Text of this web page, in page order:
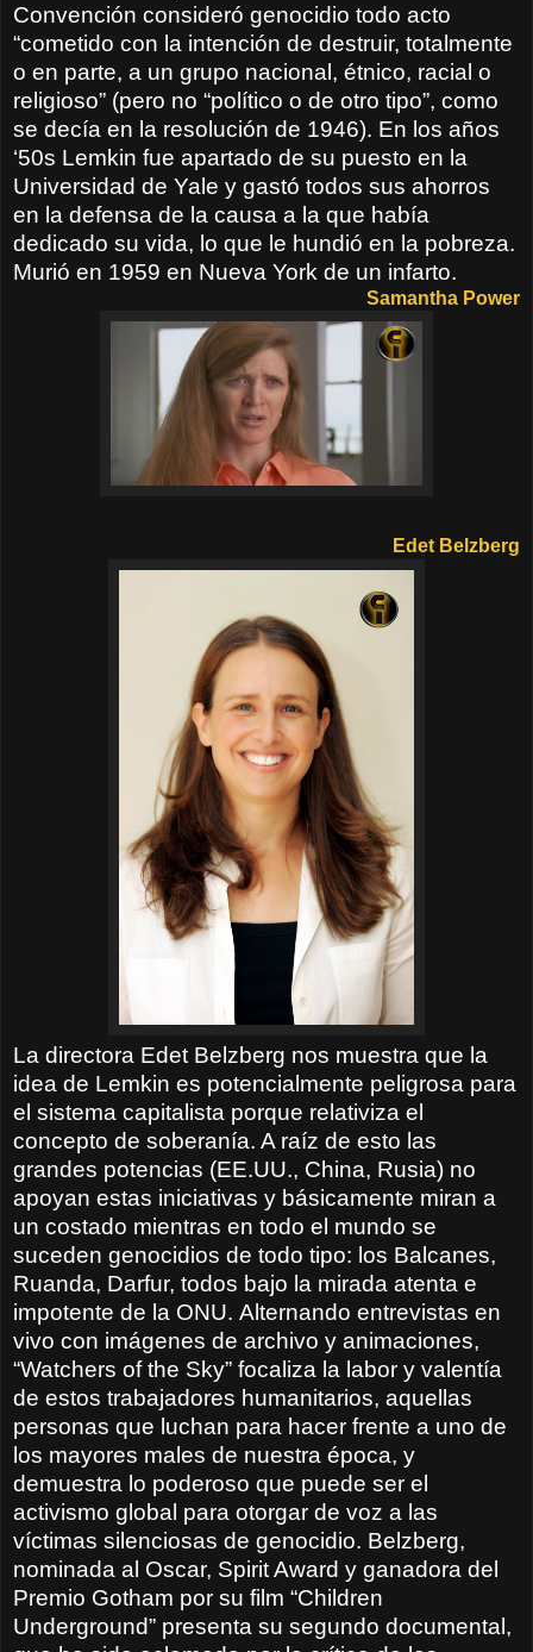
Convención consideró genocidio todo acto
“cometido con la intención de destruir, totalmente
o en parte, a un grupo nacional, étnico, racial o
religioso” (pero no “político o de otro tipo”, como
se decía en la resolución de 1946). En los años
‘50s Lemkin fue apartado de su puesto en la
Universidad de Yale y gastó todos sus ahorros
en la defensa de la causa a la que había
dedicado su vida, lo que le hundió en la pobreza.
Murió en 1959 en Nueva York de un infarto.
Samantha Power
Edet Belzberg
La directora Edet Belzberg nos muestra que la
idea de Lemkin es potencialmente peligrosa para
el sistema capitalista porque relativiza el
concepto de soberanía. A raíz de esto las
grandes potencias (EE.UU., China, Rusia) no
apoyan estas iniciativas y básicamente miran a
un costado mientras en todo el mundo se
suceden genocidios de todo tipo: los Balcanes,
Ruanda, Darfur, todos bajo la mirada atenta e
impotente de la ONU. Alternando entrevistas en
vivo con imágenes de archivo y animaciones,
“Watchers of the Sky” focaliza la labor y valentía
de estos trabajadores humanitarios, aquellas
personas que luchan para hacer frente a uno de
los mayores males de nuestra época, y
demuestra lo poderoso que puede ser el
activismo global para otorgar de voz a las
víctimas silenciosas de genocidio. Belzberg,
nominada al Oscar, Spirit Award y ganadora del
Premio Gotham por su film “Children
Underground” presenta su segundo documental,